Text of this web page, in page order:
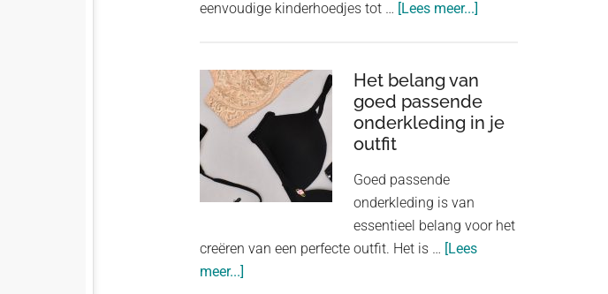
eenvoudige kinderhoedjes tot … [Lees meer...]
kinderhoedjes
tot
speelgoedjuwelen
Het belang van
goed passende
onderkleding in je
outfit
Goed passende
onderkleding is van
essentieel belang voor het
creëren van een perfecte outfit. Het is … [Lees
meer...]